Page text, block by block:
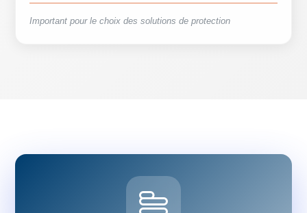
Important pour le choix des solutions de protection